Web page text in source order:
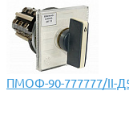
ПМОФ-90-777777/II-